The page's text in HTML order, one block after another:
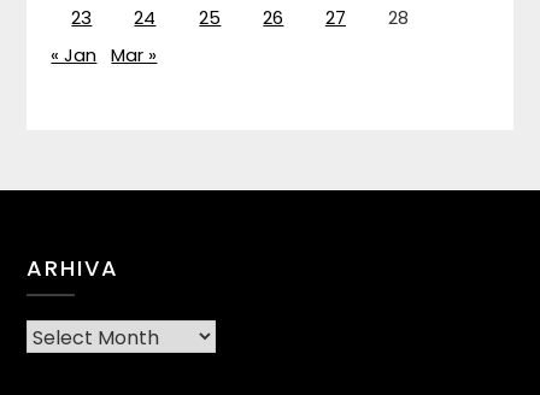
23
24 25 26 27
28
« Jan Mar »
ARHIVA
Arhiva